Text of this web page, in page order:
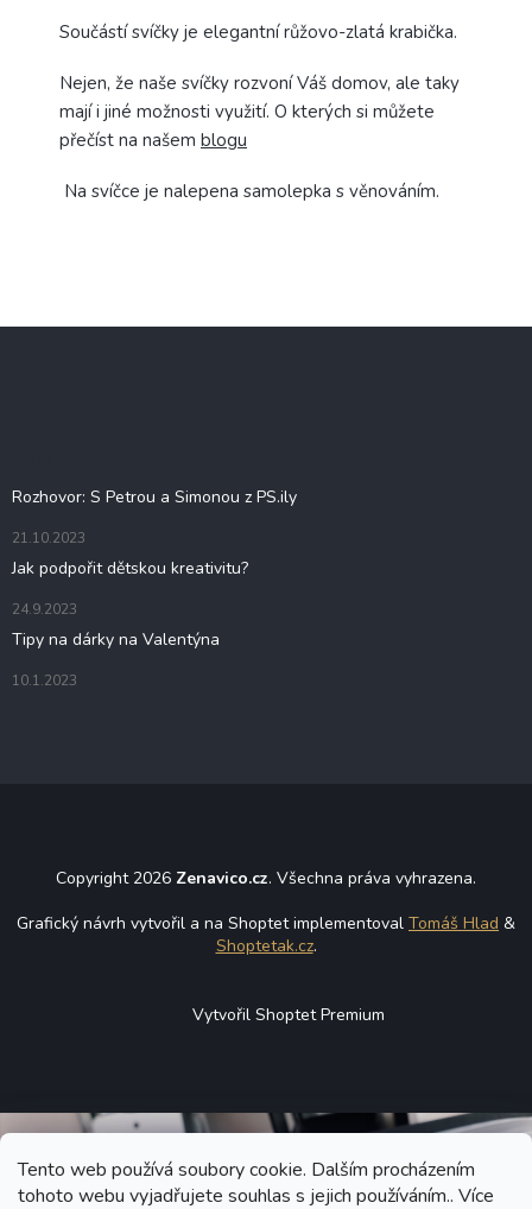
Tento web používá soubory cookie. Dalším procházením
tohoto webu vyjadřujete souhlas s jejich používáním.. Více
Součástí svíčky je elegantní růžovo-zlatá krabička.
Nejen, že naše svíčky rozvoní Váš domov, ale taky
mají i jiné možnosti využití. O kterých si můžete
přečíst na našem blogu
Na svíčce je nalepena samolepka s věnováním.
Rozhovor: S Petrou a Simonou z PS.ily
21.10.2023
Jak podpořit dětskou kreativitu?
24.9.2023
Tipy na dárky na Valentýna
10.1.2023
Copyright 2026 Zenavico.cz. Všechna práva vyhrazena.
Grafický návrh vytvořil a na Shoptet implementoval Tomáš Hlad &
Shoptetak.cz.
Vytvořil Shoptet Premium